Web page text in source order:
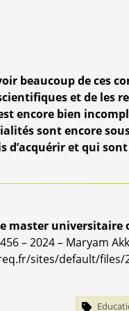
beaucoup de ces
et de les
encore bien
sont encore
d’acquérir et qui
master universitaire
– 2024 – Maryam
sites/default/files/